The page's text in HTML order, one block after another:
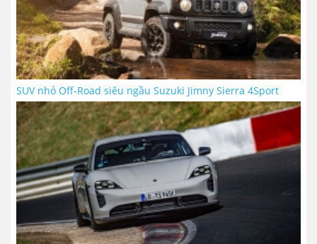
SUV nhỏ Off-Road siêu ngầu Suzuki Jimny Sierra 4Sport